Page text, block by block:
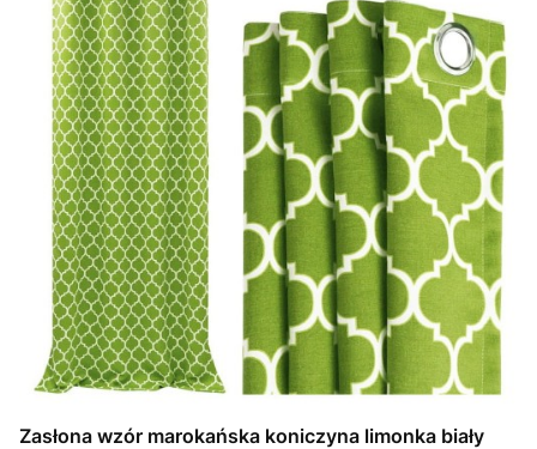
Zasłona wzór marokańska koniczyna limonka biały